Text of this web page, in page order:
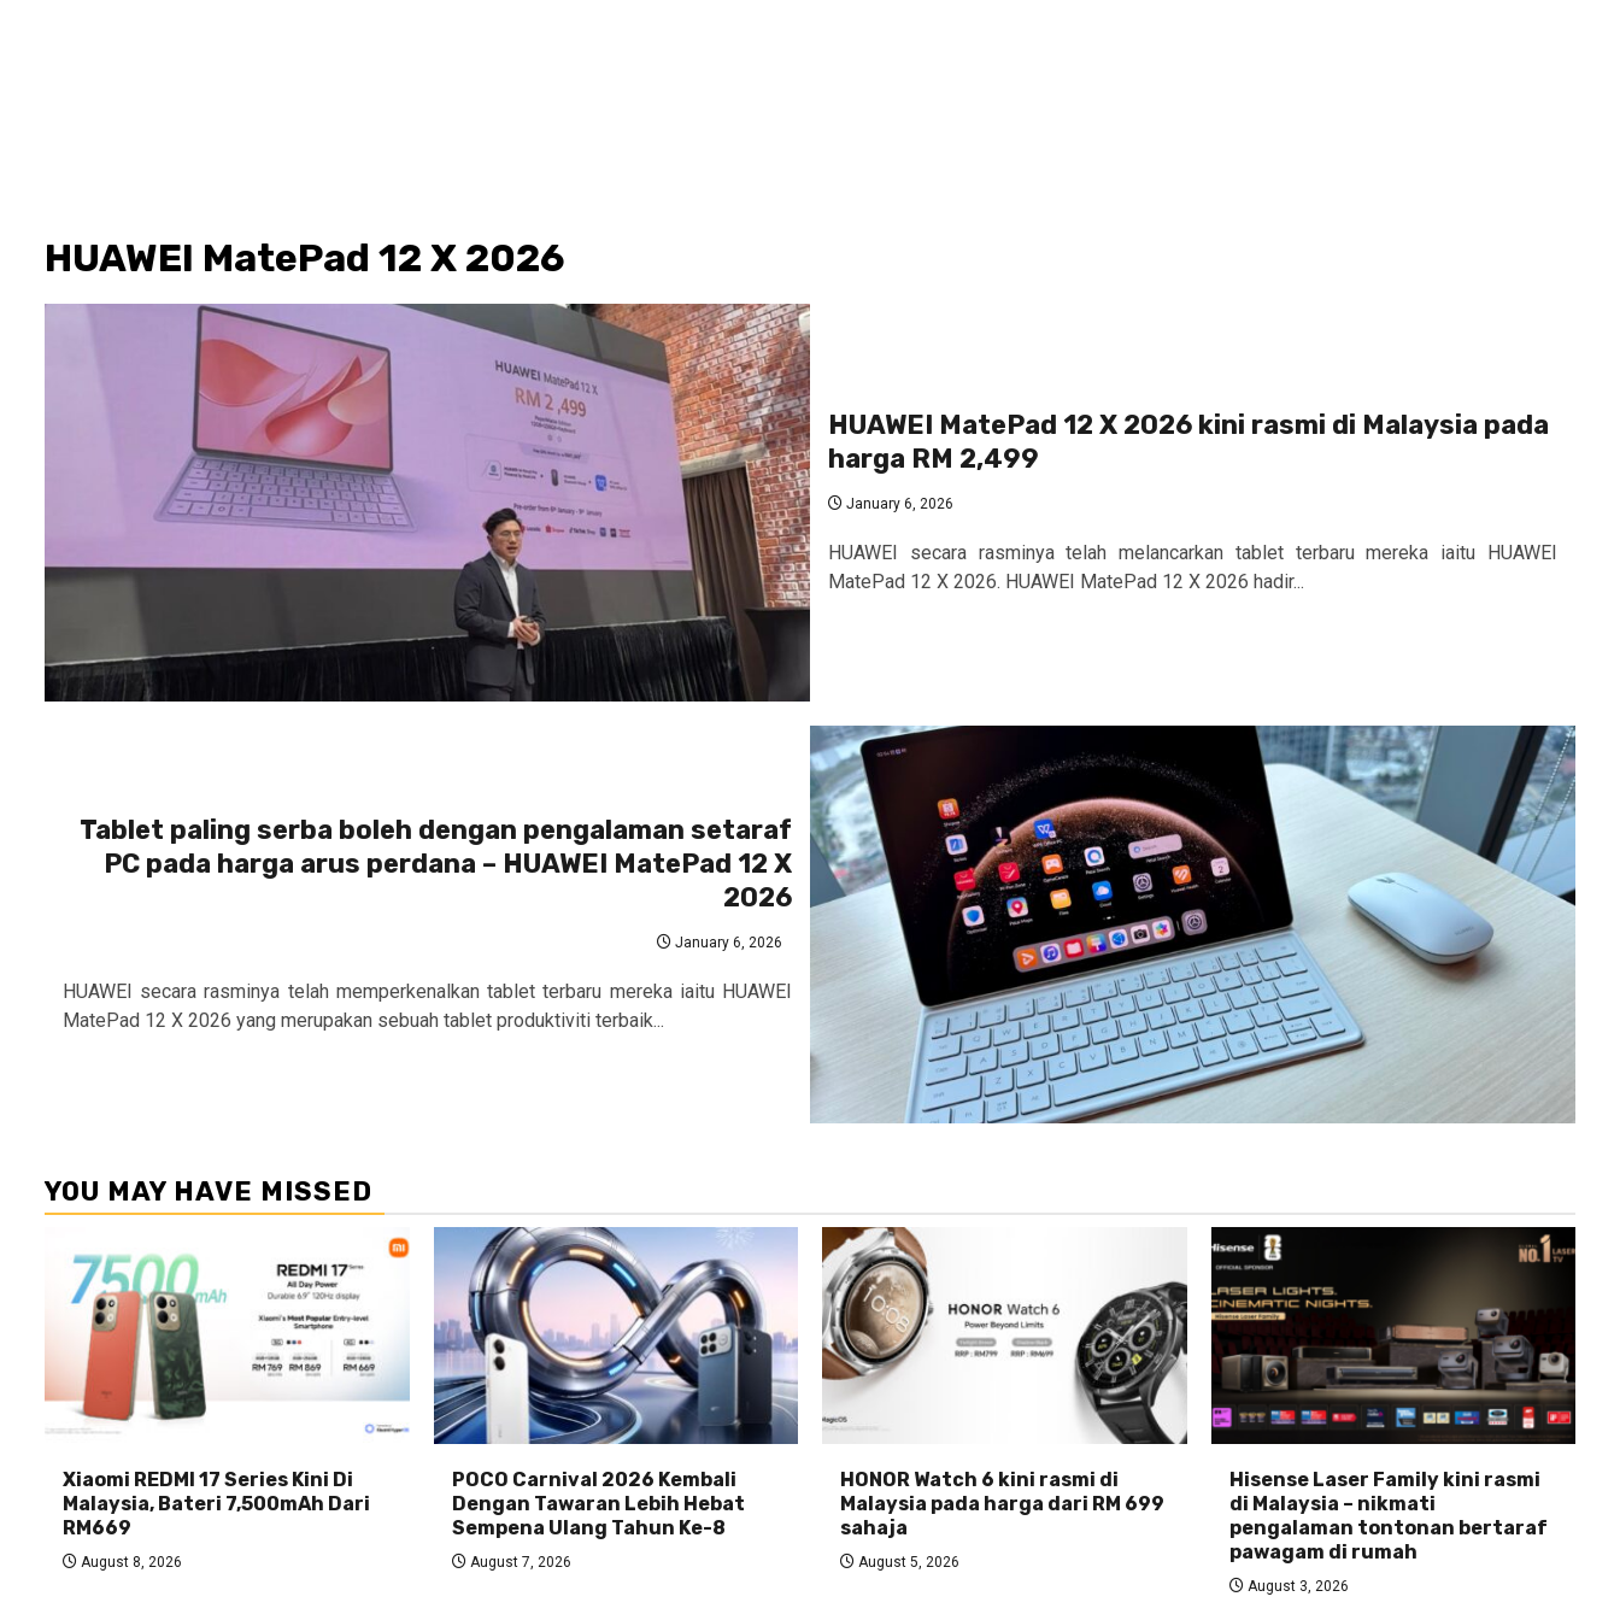
HUAWEI MatePad 12 X 2026
HUAWEI MatePad 12 X 2026 kini rasmi di Malaysia pada
harga RM 2,499
January 6, 2026
HUAWEI secara rasminya telah melancarkan tablet terbaru mereka iaitu HUAWEI
MatePad 12 X 2026. HUAWEI MatePad 12 X 2026 hadir...
Tablet paling serba boleh dengan pengalaman setaraf
PC pada harga arus perdana – HUAWEI MatePad 12 X
2026
January 6, 2026
HUAWEI secara rasminya telah memperkenalkan tablet terbaru mereka iaitu HUAWEI
MatePad 12 X 2026 yang merupakan sebuah tablet produktiviti terbaik...
YOU MAY HAVE MISSED
Xiaomi REDMI 17 Series Kini Di
Malaysia, Bateri 7,500mAh Dari
RM669
August 8, 2026
POCO Carnival 2026 Kembali
Dengan Tawaran Lebih Hebat
Sempena Ulang Tahun Ke-8
August 7, 2026
HONOR Watch 6 kini rasmi di
Malaysia pada harga dari RM 699
sahaja
August 5, 2026
Hisense Laser Family kini rasmi
di Malaysia – nikmati
pengalaman tontonan bertaraf
pawagam di rumah
August 3, 2026